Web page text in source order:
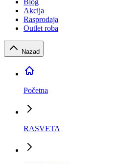
Blog
Akcija
Rasprodaja
Outlet roba
Nazad
Početna
RASVETA